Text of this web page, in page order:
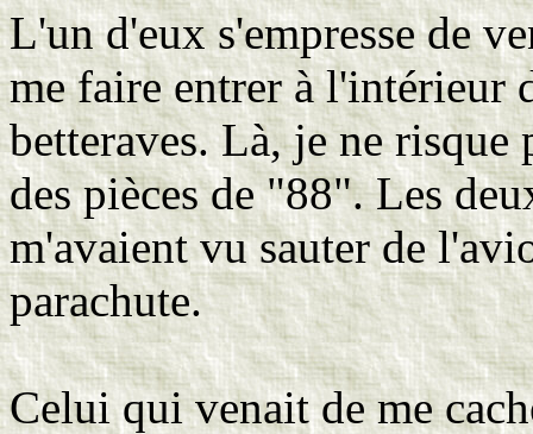
L'un d'eux s'empresse de
me faire entrer à l'intérieur
betteraves. Là, je ne risque
des pièces de "88". Les
m'avaient vu sauter de
parachute.
Celui qui venait de me